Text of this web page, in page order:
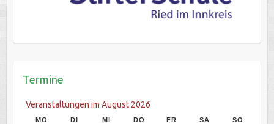
Termine
Veranstaltungen im August 2026
MO DI MI DO FR SA SO